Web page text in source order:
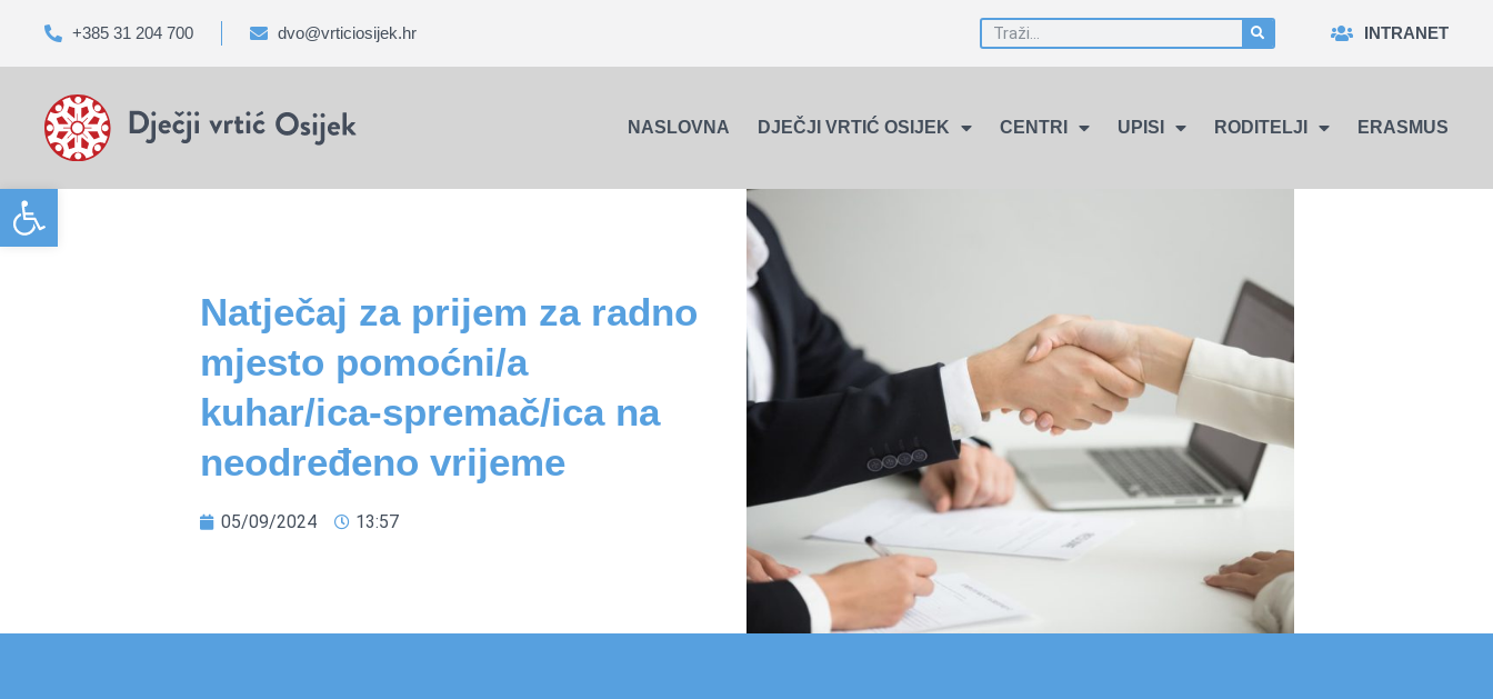
Open toolbar
+385 31 204 700 dvo@vrticiosijek.hr INTRANET
NASLOVNA DJEČJI VRTIĆ OSIJEK CENTRI UPISI RODITELJI ERASMUS
Natječaj za prijem za radno
mjesto pomoćni/a
kuhar/ica-spremač/ica na
neodređeno vrijeme
05/09/2024 13:57